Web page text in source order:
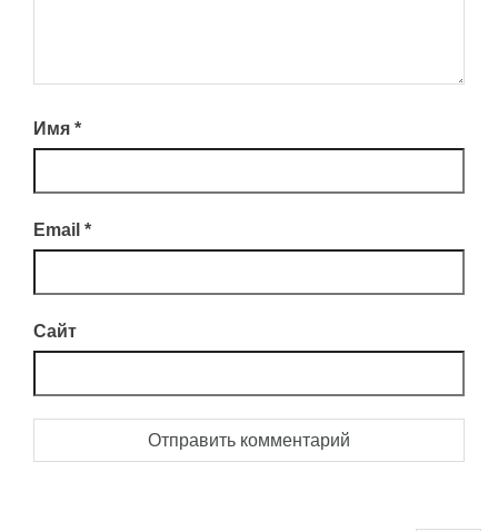
Имя *
Email *
Сайт